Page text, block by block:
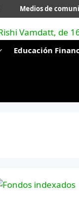
Medios de
Educación